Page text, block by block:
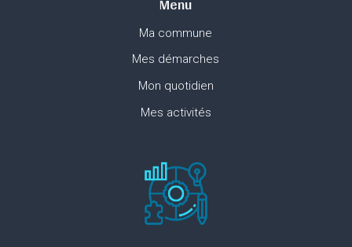
Ma commune
Mes démarches
Mon quotidien
Mes activités